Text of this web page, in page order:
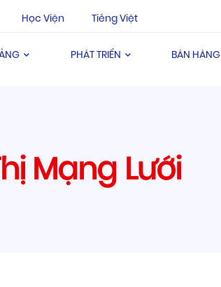
Học Viện Tiếng Việt
PHÁT TRIỂN BÁN HÀNG
Mạng Lưới